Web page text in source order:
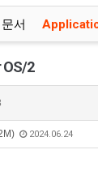
서
OS/2
2024.06.24